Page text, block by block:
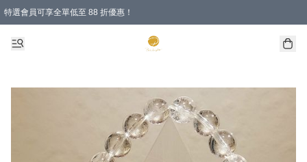
特選會員可享全單低至 88 折優惠！